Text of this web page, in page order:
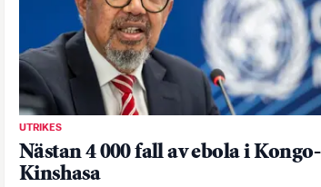
UTRIKES
Nästan 4 000 fall av ebola i Kongo-
Kinshasa